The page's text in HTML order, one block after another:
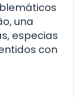
una
especias
con